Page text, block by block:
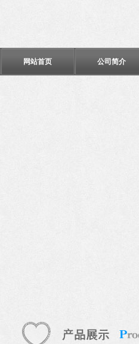
网站首页 公司简介